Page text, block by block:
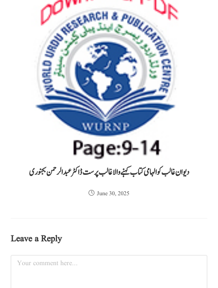
دیوان غالب کو الہامی کتاب کہنے والا غالب پرست ڈاکٹرعبدالرحمن بجنوری
June 30, 2025
Leave a Reply